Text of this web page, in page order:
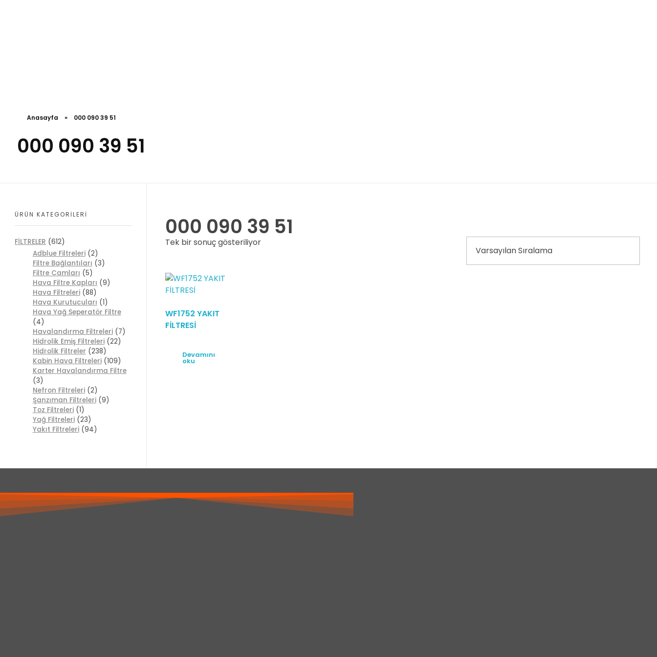
Anasayfa » 000 090 39 51
000 090 39 51
000 090 39 51
Tek bir sonuç gösteriliyor
WF1752 YAKIT
FİLTRESİ
Devamını
oku
ÜRÜN KATEGORILERI
FİLTRELER (612)
Adblue Filtreleri (2)
Filtre Bağlantıları (3)
Filtre Camları (5)
Hava Filtre Kapları (9)
Hava Filtreleri (88)
Hava Kurutucuları (1)
Hava Yağ Seperatör Filtre
(4)
Havalandırma Filtreleri (7)
Hidrolik Emiş Filtreleri (22)
Hidrolik Filtreler (238)
Kabin Hava Filtreleri (109)
Karter Havalandırma Filtre
(3)
Nefron Filtreleri (2)
Şanzıman Filtreleri (9)
Toz Filtreleri (1)
Yağ Filtreleri (23)
Yakıt Filtreleri (94)